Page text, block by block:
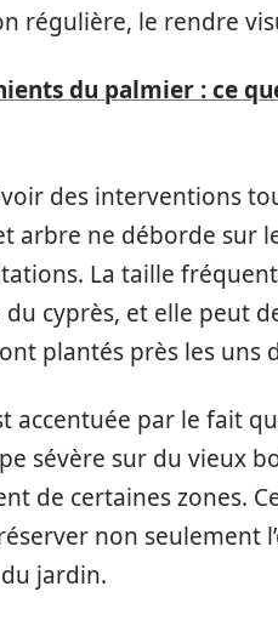
régulière, le rendre
du palmier : ce
des interventions
arbre ne déborde sur
La taille
du cyprès, et elle peut
plantés près les uns
accentuée par le fait
sévère sur du vieux
de certaines zones.
non seulement
du jardin.